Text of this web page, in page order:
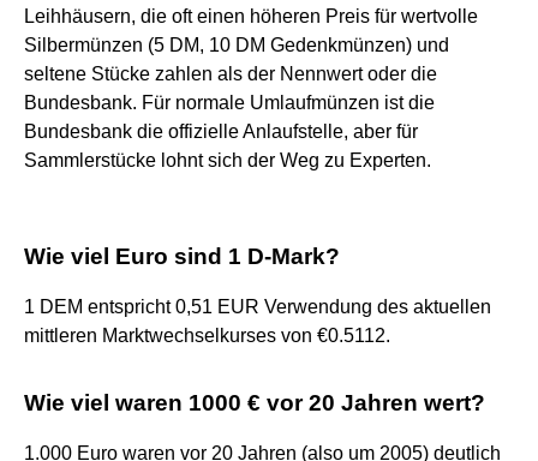
Leihhäusern, die oft einen höheren Preis für wertvolle
Silbermünzen (5 DM, 10 DM Gedenkmünzen) und
seltene Stücke zahlen als der Nennwert oder die
Bundesbank. Für normale Umlaufmünzen ist die
Bundesbank die offizielle Anlaufstelle, aber für
Sammlerstücke lohnt sich der Weg zu Experten.
Wie viel Euro sind 1 D-Mark?
1 DEM entspricht 0,51 EUR Verwendung des aktuellen
mittleren Marktwechselkurses von €0.5112.
Wie viel waren 1000 € vor 20 Jahren wert?
1.000 Euro waren vor 20 Jahren (also um 2005) deutlich